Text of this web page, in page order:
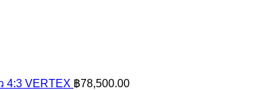
4:3 VERTEX ฿78,500.00